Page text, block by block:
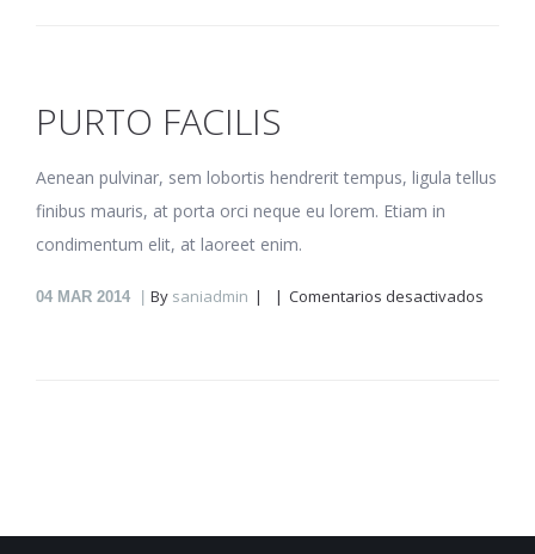
PURTO FACILIS
Aenean pulvinar, sem lobortis hendrerit tempus, ligula tellus
finibus mauris, at porta orci neque eu lorem. Etiam in
condimentum elit, at laoreet enim.
04 MAR 2014 By saniadmin Comentarios desactivados